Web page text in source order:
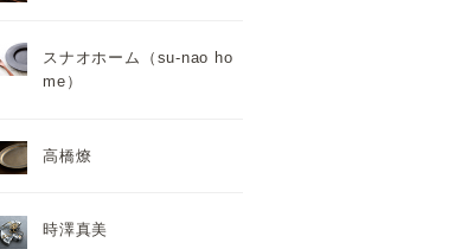
スナオホーム（su-nao ho
me）
高橋燎
時澤真美